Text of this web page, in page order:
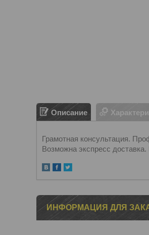
Описание
Грамотная консультация.
Возможна экспресс
ИНФОРМАЦИЯ ДЛЯ